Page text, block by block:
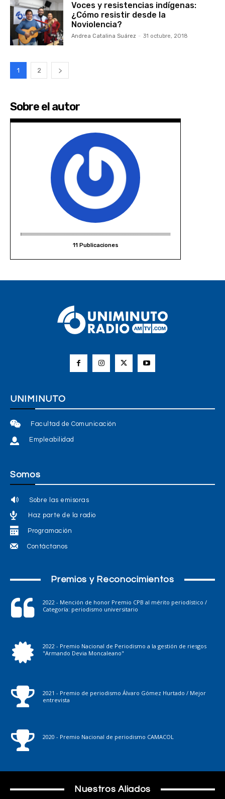
Voces y resistencias indígenas:
¿Cómo resistir desde la
Noviolencia?
Andrea Catalina Suárez - 31 octubre, 2018
1 2
Sobre el autor
11 Publicaciones
UNIMINUTO
Facultad de Comunicación
Empleabilidad
Somos
Sobre las emisoras
Haz parte de la radio
Programación
Contáctanos
Premios y Reconocimientos
2022 - Mención de honor Premio CPB al mérito periodístico /
Categoría: periodismo universitario
2022 - Premio Nacional de Periodismo a la gestión de riesgos
"Armando Devia Moncaleano"
2021 - Premio de periodismo Álvaro Gómez Hurtado / Mejor
entrevista
2020 - Premio Nacional de periodismo CAMACOL
Nuestros Aliados